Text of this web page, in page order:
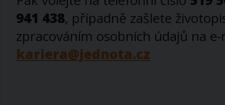
941 438, případně zašlete
zpracováním osobních údajů na
kariera@jednota.cz